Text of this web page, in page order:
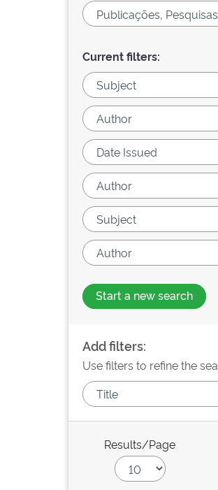
Current filters:
Start a new search
Add filters:
Use filters to refine the
Results/Page